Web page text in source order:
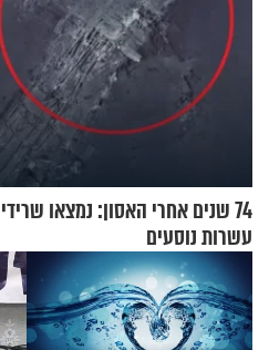
74 שנים אחרי האסון: נמצאו
עשרות נוסעים